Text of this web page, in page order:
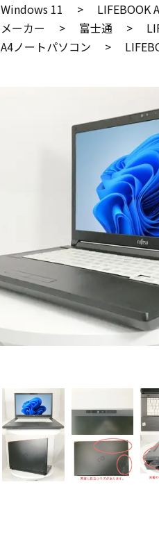
Windows 11 >
LIFEBOOK
メーカー > 富士通 >
A4ノートパソコン >